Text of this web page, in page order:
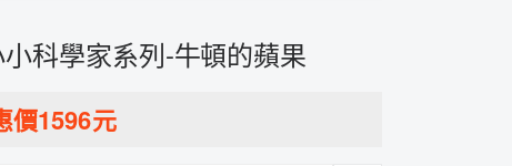
小科學家系列-牛頓的蘋果
價1596元